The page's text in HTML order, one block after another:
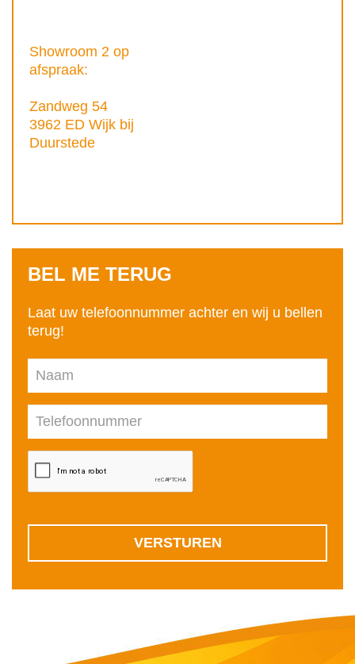
Showroom 2 op
afspraak:
Zandweg 54
3962 ED Wijk bij
Duurstede
BEL ME TERUG
Laat uw telefoonnummer achter en wij u bellen
terug!